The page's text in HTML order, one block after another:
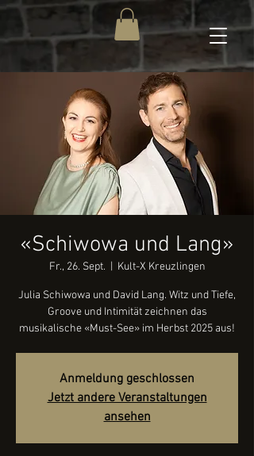
«Schiwowa und Lang»
Fr., 26. Sept. Kult-X Kreuzlingen
Julia Schiwowa und David Lang. Witz und Tiefe,
Groove und Intimität zeichnen das
musikalische «Must-See» im Herbst 2025 aus!
Anmeldung geschlossen
Jetzt andere Veranstaltungen
ansehen